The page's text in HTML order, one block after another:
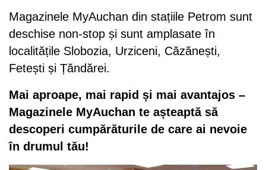
Magazinele MyAuchan din stațiile Petrom sunt
deschise non-stop și sunt amplasate în
localitățile Slobozia, Urziceni, Căzănești,
Fetești și Țăndărei.
Mai aproape, mai rapid și mai avantajos –
Magazinele MyAuchan te așteaptă să
descoperi cumpărăturile de care ai nevoie
în drumul tău!